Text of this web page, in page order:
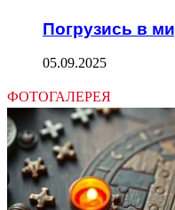
Погрузись в
05.09.2025
ФОТОГАЛЕРЕЯ